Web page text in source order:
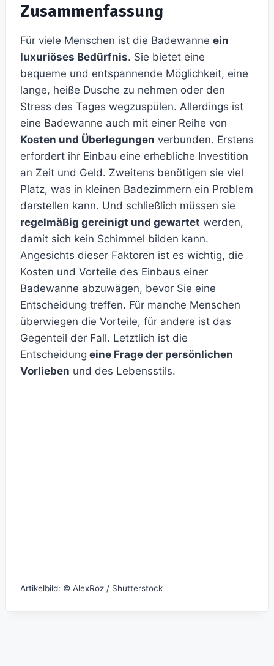
Zusammenfassung
Für viele Menschen ist die Badewanne ein
luxuriöses Bedürfnis. Sie bietet eine
bequeme und entspannende Möglichkeit, eine
lange, heiße Dusche zu nehmen oder den
Stress des Tages wegzuspülen. Allerdings ist
eine Badewanne auch mit einer Reihe von
Kosten und Überlegungen verbunden. Erstens
erfordert ihr Einbau eine erhebliche Investition
an Zeit und Geld. Zweitens benötigen sie viel
Platz, was in kleinen Badezimmern ein Problem
darstellen kann. Und schließlich müssen sie
regelmäßig gereinigt und gewartet werden,
damit sich kein Schimmel bilden kann.
Angesichts dieser Faktoren ist es wichtig, die
Kosten und Vorteile des Einbaus einer
Badewanne abzuwägen, bevor Sie eine
Entscheidung treffen. Für manche Menschen
überwiegen die Vorteile, für andere ist das
Gegenteil der Fall. Letztlich ist die
Entscheidung eine Frage der persönlichen
Vorlieben und des Lebensstils.
Artikelbild: © AlexRoz / Shutterstock